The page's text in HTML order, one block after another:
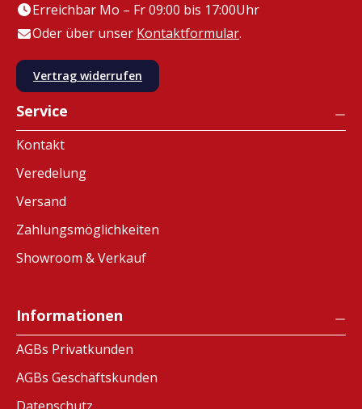
Erreichbar Mo – Fr 09:00 bis 17:00Uhr
Oder über unser Kontaktformular.
Vertrag widerrufen
Service
Kontakt
Veredelung
Versand
Zahlungsmöglichkeiten
Showroom & Verkauf
Informationen
AGBs Privatkunden
AGBs Geschäftskunden